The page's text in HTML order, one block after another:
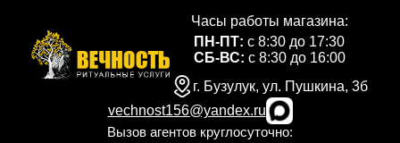
Часы работы магазина:
ПН-ПТ: с 8:30 до 17:30
СБ-ВС: с 8:30 до 16:00
г. Бузулук, ул. Пушкина, 3б
vechnost156@yandex.ru
Вызов агентов круглосуточно: